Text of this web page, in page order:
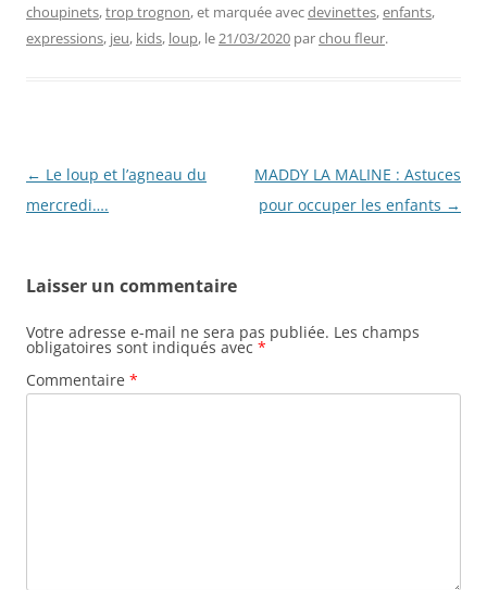
choupinets,trop trognon, et marquée avecdevinettes,enfants,
expressions, jeu, kids, loup, le21/03/2020 parchou fleur.
Navigation
des
← Le loup et l’agneau du
mercredi….
MADDY LA MALINE : Astuces
pour occuper les enfants →
Laisser un commentaire
Votre adresse e-mail ne sera pas publiée. Les champs
obligatoires sont indiqués avec *
Commentaire *